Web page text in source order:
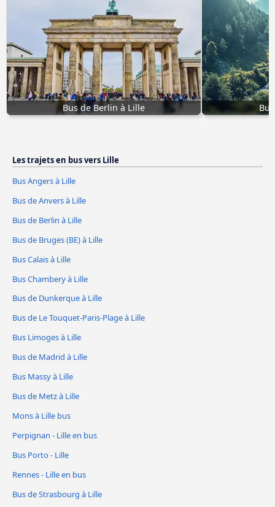
Bus de Berlin à Lille
Les trajets en bus vers Lille
Bus Angers à Lille
Bus de Anvers à Lille
Bus de Berlin à Lille
Bus de Bruges (BE) à Lille
Bus Calais à Lille
Bus Chambery à Lille
Bus de Dunkerque à Lille
Bus de Le Touquet-Paris-Plage à Lille
Bus Limoges à Lille
Bus de Madrid à Lille
Bus Massy à Lille
Bus de Metz à Lille
Mons à Lille bus
Perpignan - Lille en bus
Bus Porto - Lille
Rennes - Lille en bus
Bus de Strasbourg à Lille